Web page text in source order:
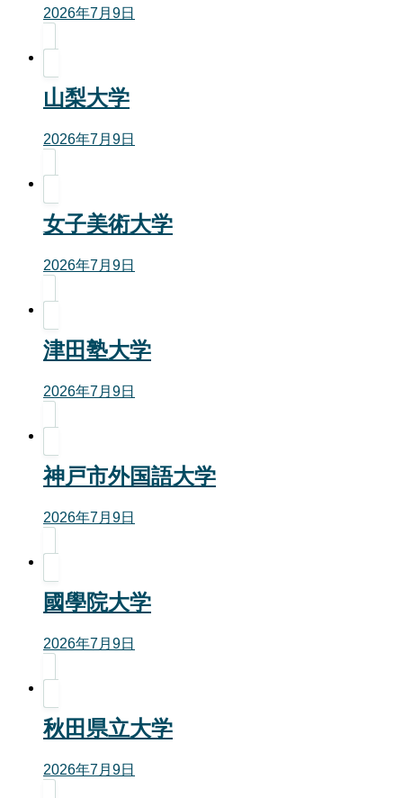
2026年7月9日
山梨大学
2026年7月9日
女子美術大学
2026年7月9日
津田塾大学
2026年7月9日
神戸市外国語大学
2026年7月9日
國學院大学
2026年7月9日
秋田県立大学
2026年7月9日